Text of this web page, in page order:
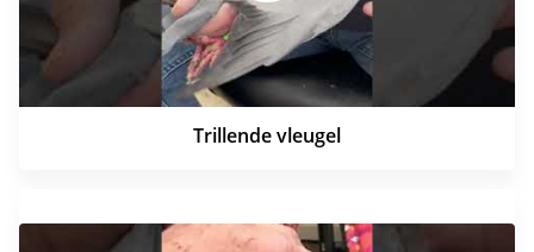
Trillende vleugel